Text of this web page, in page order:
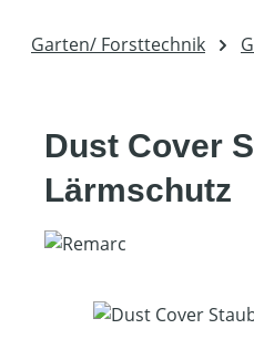
Garten/ Forsttechnik
Dust Cover
Lärmschutz
Bildergalerie überspringen